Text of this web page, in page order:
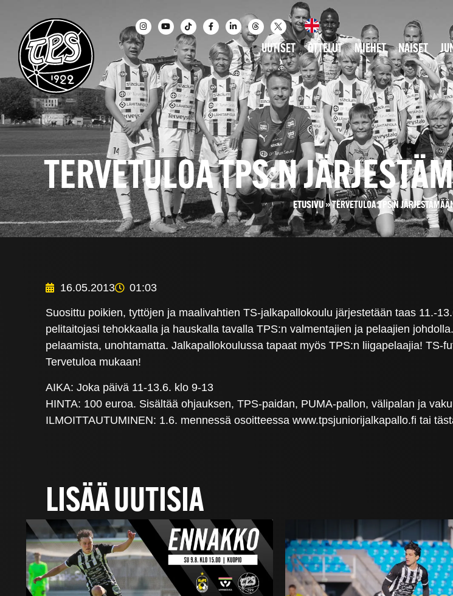
UUTISET OTTELUT MIEHET NAISET
TERVETULOA TPS:N
ETUSIVU»TERVETULOA TPS:N
16.05.2013 01:03
Suosittu poikien, tyttöjen ja maalivahtien TS-jalkapallokoulu järjestetään taas 11.-
pelitaitojasi tehokkaalla ja hauskalla tavalla TPS:n valmentajien ja pelaajien
pelaamista, unohtamatta. Jalkapallokoulussa tapaat myös TPS:n liigapelaajia! TS-
Tervetuloa mukaan!
AIKA: Joka päivä 11-13.6. klo 9-13
HINTA: 100 euroa. Sisältää ohjauksen, TPS-paidan, PUMA-pallon, välipalan ja
ILMOITTAUTUMINEN: 1.6. mennessä osoitteessa www.tpsjuniorijalkapallo.fi tai
LISÄÄ UUTISIA